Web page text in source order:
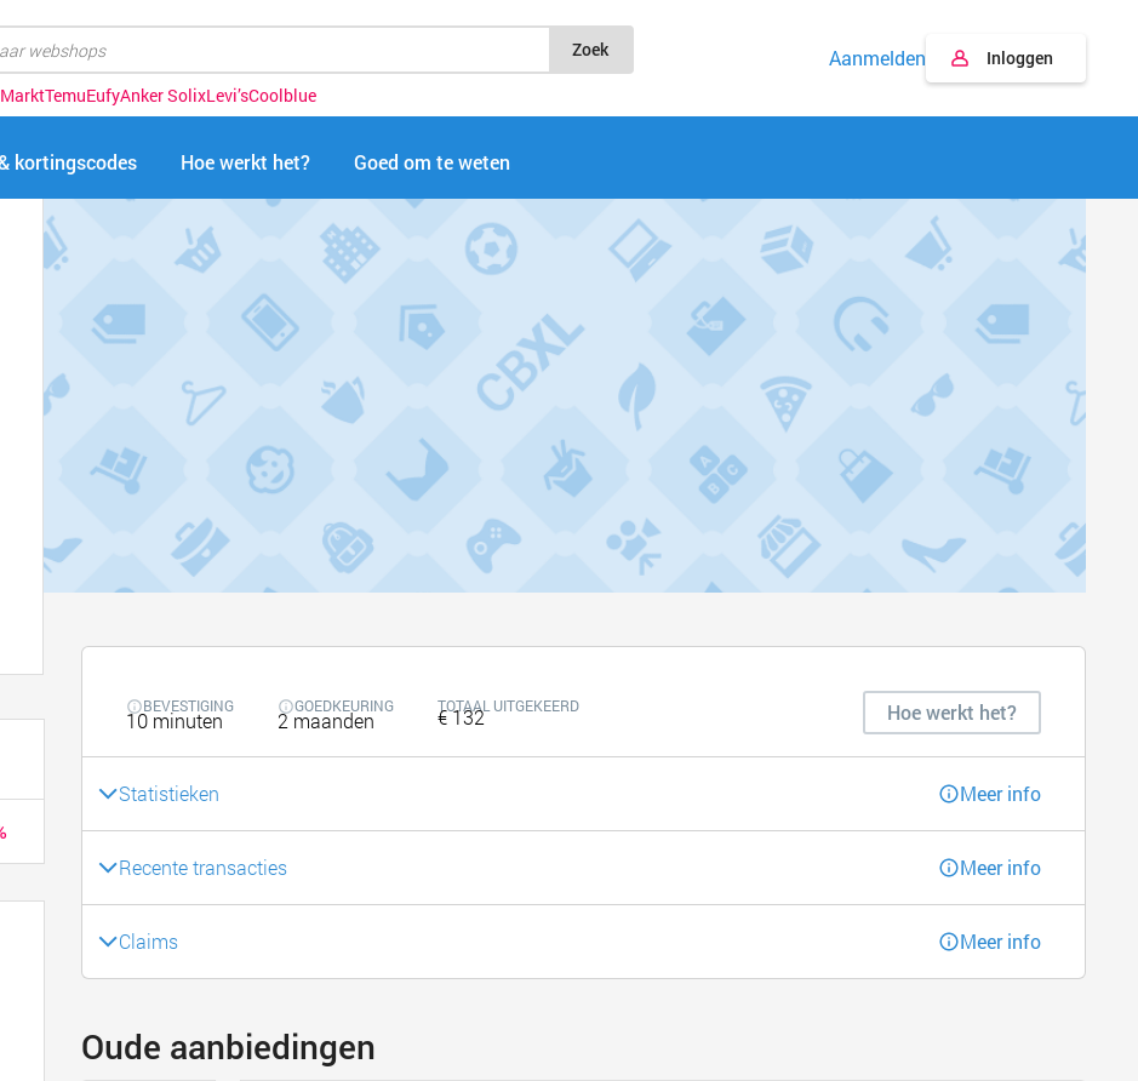
Zoek
TemuEufyAnker SolixLevi’sCoolblue
Aanmelden Inloggen
kortingscodes Hoe werkt het? Goed om te weten
BEVESTIGING
10 minuten
GOEDKEURING
2 maanden
TOTAAL UITGEKEERD
€ 132 Hoe werkt het?
Statistieken Meer info
Recente transacties Meer info
Claims Meer info
Oude aanbiedingen